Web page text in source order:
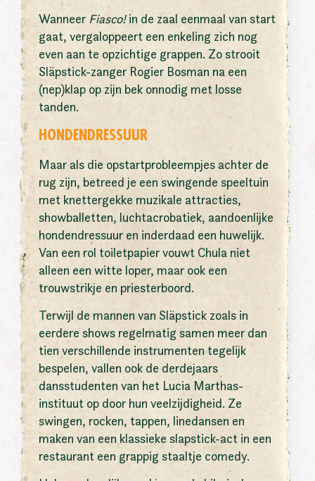
Wanneer Fiasco!in de zaal eenmaal van start
gaat, vergaloppeert een enkeling zich nog
even aan te opzichtige grappen. Zo strooit
Släpstick-zanger Rogier Bosman na een
(nep)klap op zijn bek onnodig met losse
tanden.
HONDENDRESSUUR
Maar als die opstartprobleempjes achter de
rug zijn, betreed je een swingende speeltuin
met knettergekke muzikale attracties,
showballetten, luchtacrobatiek, aandoenlijke
hondendressuur en inderdaad een huwelijk.
Van een rol toiletpapier vouwt Chula niet
alleen een witte loper, maar ook een
trouwstrikje en priesterboord.
Terwijl de mannen van Släpstick zoals in
eerdere shows regelmatig samen meer dan
tien verschillende instrumenten tegelijk
bespelen, vallen ook de derdejaars
dansstudenten van het Lucia Marthas-
instituut op door hun veelzijdigheid. Ze
swingen, rocken, tappen, linedansen en
maken van een klassieke slapstick-act in een
restaurant een grappig staaltje comedy.